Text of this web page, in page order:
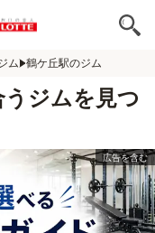
ム 鶴ケ丘駅のジム
ジムを見つ